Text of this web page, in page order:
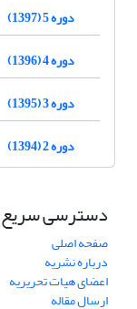
دوره 5 (1397)
دوره 4 (1396)
دوره 3 (1395)
دوره 2 (1394)
دسترسی سریع
صفحه اصلی
درباره نشریه
اعضای هیات تحریریه
ارسال مقاله